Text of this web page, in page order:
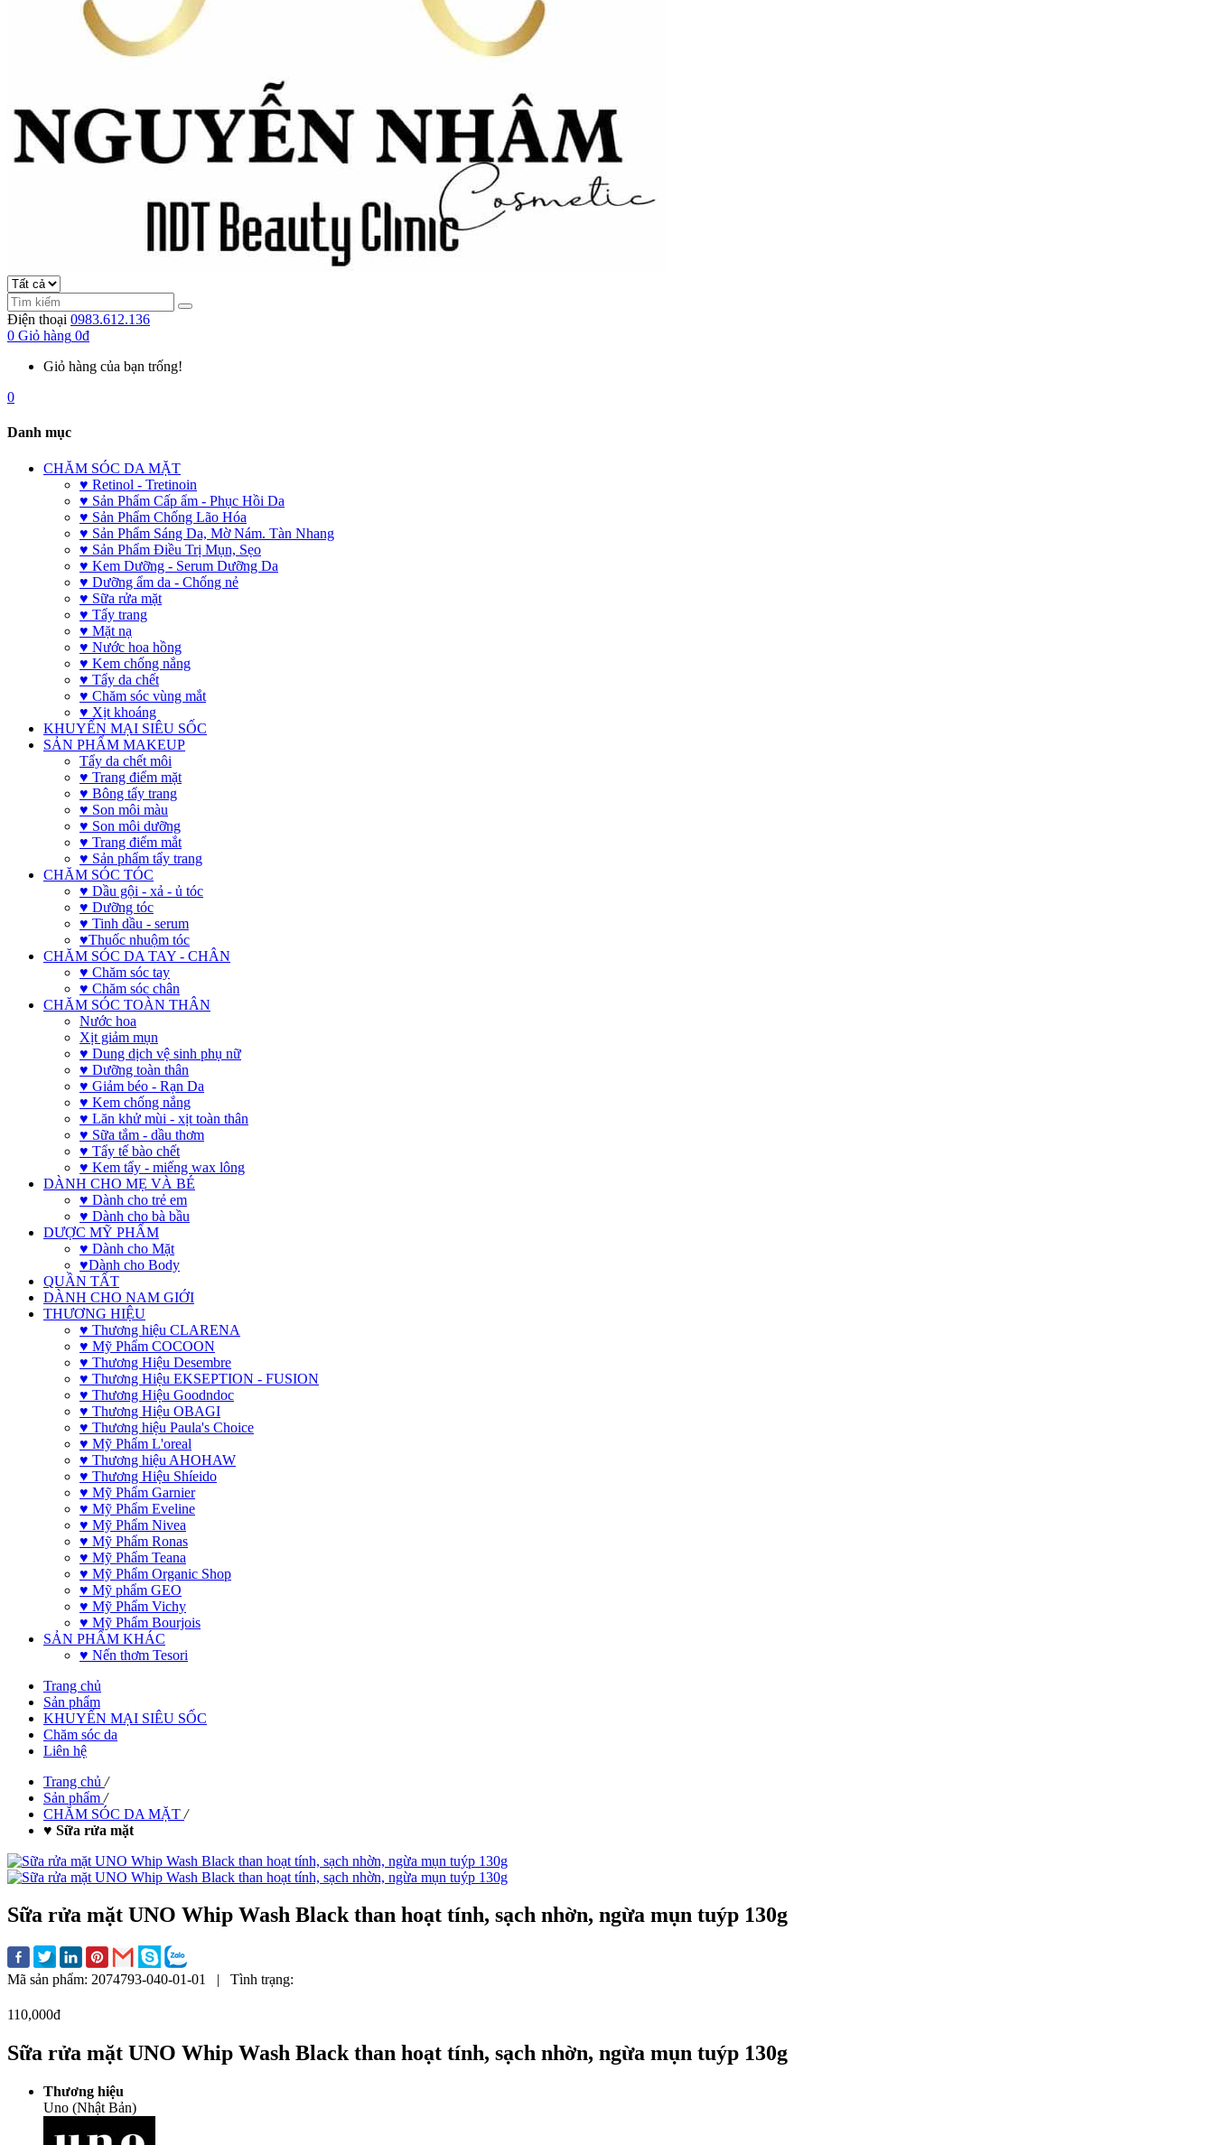
Điện thoại 0983.612.136
0 Giỏ hàng 0đ
Giỏ hàng của bạn trống!
0
Danh mục
CHĂM SÓC DA MẶT
♥ Retinol - Tretinoin
♥ Sản Phẩm Cấp ẩm - Phục Hồi Da
♥ Sản Phẩm Chống Lão Hóa
♥ Sản Phẩm Sáng Da, Mờ Nám. Tàn Nhang
♥ Sản Phẩm Điều Trị Mụn, Sẹo
♥ Kem Dưỡng - Serum Dưỡng Da
♥ Dưỡng ẩm da - Chống nẻ
♥ Sữa rửa mặt
♥ Tẩy trang
♥ Mặt nạ
♥ Nước hoa hồng
♥ Kem chống nắng
♥ Tẩy da chết
♥ Chăm sóc vùng mắt
♥ Xịt khoáng
KHUYẾN MẠI SIÊU SỐC
SẢN PHẨM MAKEUP
Tẩy da chết môi
♥ Trang điểm mặt
♥ Bông tẩy trang
♥ Son môi màu
♥ Son môi dưỡng
♥ Trang điểm mắt
♥ Sản phẩm tẩy trang
CHĂM SÓC TÓC
♥ Dầu gội - xả - ủ tóc
♥ Dưỡng tóc
♥ Tinh dầu - serum
♥Thuốc nhuộm tóc
CHĂM SÓC DA TAY - CHÂN
♥ Chăm sóc tay
♥ Chăm sóc chân
CHĂM SÓC TOÀN THÂN
Nước hoa
Xịt giảm mụn
♥ Dung dịch vệ sinh phụ nữ
♥ Dưỡng toàn thân
♥ Giảm béo - Rạn Da
♥ Kem chống nắng
♥ Lăn khử mùi - xịt toàn thân
♥ Sữa tắm - dầu thơm
♥ Tẩy tế bào chết
♥ Kem tẩy - miếng wax lông
DÀNH CHO MẸ VÀ BÉ
♥ Dành cho trẻ em
♥ Dành cho bà bầu
DƯỢC MỸ PHẨM
♥ Dành cho Mặt
♥Dành cho Body
QUẦN TẤT
DÀNH CHO NAM GIỚI
THƯƠNG HIỆU
♥ Thương hiệu CLARENA
♥ Mỹ Phẩm COCOON
♥ Thương Hiệu Desembre
♥ Thương Hiệu EKSEPTION - FUSION
♥ Thương Hiệu Goodndoc
♥ Thương Hiệu OBAGI
♥ Thương hiệu Paula's Choice
♥ Mỹ Phẩm L'oreal
♥ Thương hiệu AHOHAW
♥ Thương Hiệu Shíeido
♥ Mỹ Phẩm Garnier
♥ Mỹ Phẩm Eveline
♥ Mỹ Phẩm Nivea
♥ Mỹ Phẩm Ronas
♥ Mỹ Phẩm Teana
♥ Mỹ Phẩm Organic Shop
♥ Mỹ phẩm GEO
♥ Mỹ Phẩm Vichy
♥ Mỹ Phẩm Bourjois
SẢN PHẨM KHÁC
♥ Nến thơm Tesori
Trang chủ
Sản phẩm
KHUYẾN MẠI SIÊU SỐC
Chăm sóc da
Liên hệ
Trang chủ /
Sản phẩm /
CHĂM SÓC DA MẶT /
♥ Sữa rửa mặt
Sữa rửa mặt UNO Whip Wash Black than hoạt tính, sạch nhờn, ngừa mụn tuýp 130g
Mã sản phẩm: 2074793-040-01-01 | Tình trạng:
110,000đ
Sữa rửa mặt UNO Whip Wash Black than hoạt tính, sạch nhờn, ngừa mụn tuýp 130g
Thương hiệu
Uno (Nhật Bản)